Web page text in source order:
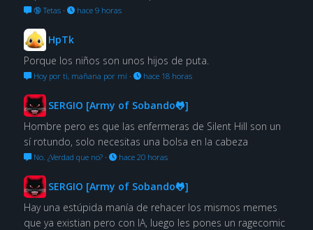
🔞 Tetas· hace 9 horas
HpTk
Porque los niños son unos hijos de puta.
Hoy por ti, mañana por mí· hace 18 horas
SERGIO [Army of Sobando🐸]
Hombre pero es que las enfermeras de Silent Hill son un
sí rotundo, solo necesitas una bolsa en la cabeza
No. ¿Verdad que no?· hace 20 horas
SERGIO [Army of Sobando🐸]
Hay una estúpida manía de rehacer los mismos memes
que ya existian pero con IA, luego les pones un ragecomic